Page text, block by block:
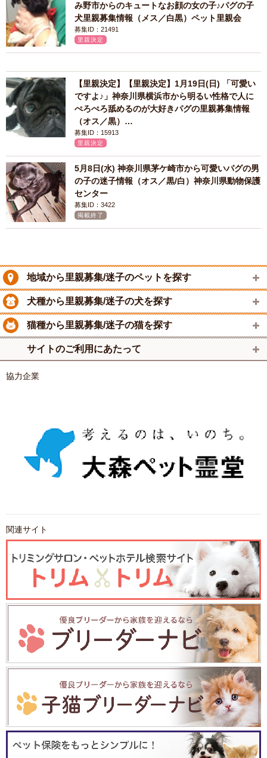
み野市からのキュートなお顔の女の子♪パグの子
犬里親募集情報（メス／白黒）ペット里親会
募集ID：21491
里親決定
【里親決定】【里親決定】1月19日(日) 「可愛い
ですよ♪」神奈川県横浜市から明るい性格で人に
ぺろぺろ舐めるのが大好きパグの里親募集情報
（オス／黒）…
募集ID：15913
里親決定
5月8日(水) 神奈川県茅ケ崎市から可愛いパグの男
の子の迷子情報（オス／黒/白）神奈川県動物保護
センター
募集ID：3422
掲載終了
地域から里親募集/迷子のペットを探す
犬種から里親募集/迷子の犬を探す
猫種から里親募集/迷子の猫を探す
サイトのご利用にあたって
協力企業
関連サイト